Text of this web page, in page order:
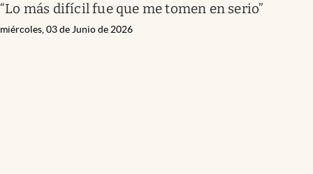
“Lo más difícil fue que me tomen en serio”
miércoles, 03 de Junio de 2026